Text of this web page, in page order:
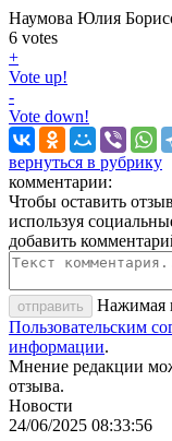
Наумова Юлия
6 votes
+
Vote up!
-
Vote down!
вернуться в рубрику
комментарии:
Чтобы оставить
используя
добавить
отправить
Нажимая
Пользовательским
информации.
Мнение редакции
отзыва.
Новости
24/06/2025 08:33:56